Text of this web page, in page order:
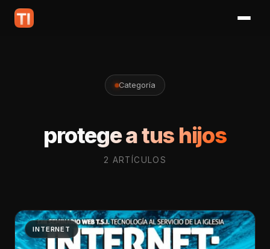
Categoría
protege a tus hijos
2 ARTÍCULOS
INTERNET